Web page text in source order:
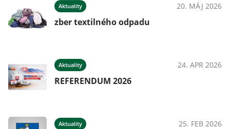
Aktuality 20. MÁJ 2026
zber textilného odpadu
Aktuality 24. APR 2026
REFERENDUM 2026
Aktuality 25. FEB 2026